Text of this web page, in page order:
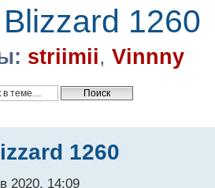
1260
striimii, Vinnny
1260
2020, 14:09